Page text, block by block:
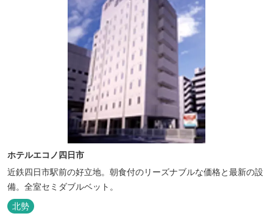
ホテルエコノ四日市
近鉄四日市駅前の好立地。朝食付のリーズナブルな価格と最新の設
備。全室セミダブルベット。
北勢